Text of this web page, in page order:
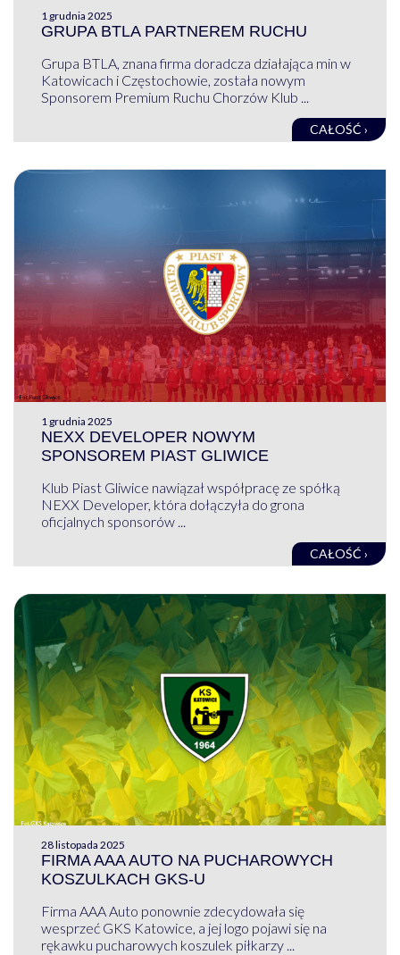
1 grudnia 2025
GRUPA BTLA PARTNEREM RUCHU
Grupa BTLA, znana firma doradcza działająca min w
Katowicach i Częstochowie, została nowym
Sponsorem Premium Ruchu Chorzów Klub ...
CAŁOŚĆ ›
1 grudnia 2025
NEXX DEVELOPER NOWYM
SPONSOREM PIAST GLIWICE
Klub Piast Gliwice nawiązał współpracę ze spółką
NEXX Developer, która dołączyła do grona
oficjalnych sponsorów ...
CAŁOŚĆ ›
28 listopada 2025
FIRMA AAA AUTO NA PUCHAROWYCH
KOSZULKACH GKS-U
Firma AAA Auto ponownie zdecydowała się
wesprzeć GKS Katowice, a jej logo pojawi się na
rękawku pucharowych koszulek piłkarzy ...